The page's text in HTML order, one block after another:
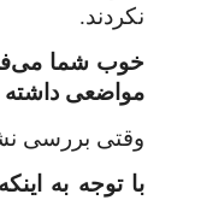
نکردند.
خوب شما
مواضعی داشته
وقتی بررسی
با توجه به